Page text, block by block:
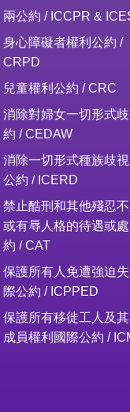
兩公約 / ICCPR &
身心障礙者權利公約 /
CRPD
兒童權利公約 / CRC
消除對婦女一切形式
約 / CEDAW
消除一切形式種族歧
公約 / ICERD
禁止酷刑和其他殘忍
或有辱人格的待遇或
約 / CAT
保護所有人免遭強迫
際公約 / ICPPED
保護所有移徙工人及
成員權利國際公約 /